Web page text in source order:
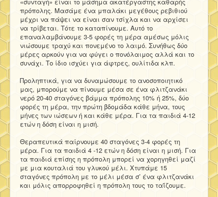
πρόπολης. Μασάμε ένα μπαλάκι μεγέθους ρεβιθιού
μέχρι να πάψει να είναι σαν τσίχλα και να αρχίσει
να τρίβεται. Τότε το καταπίνουμε. Αυτό το
επαναλαμβάνουμε 3-5 φορές τη μέρα αμέσως μόλις
νιώσουμε τραχύ και πονεμένο το λαιμό. Συνήθως δύο
μέρες αρκούν για να φύγει ο πονόλαιμος αλλά και το
συνάχι. Το ίδιο ισχύει για άφτρες, ουλίτιδα κλπ.
Προληπτικά, για να δυναμώσουμε το ανοσοποιητικό
μας, μπορούμε να πίνουμε μέσα σε ένα φλιτζανάκι
νερό 20-40 σταγόνες βάμμα πρόπολης 10% ή 25%, δύο
φορές τη μέρα, την πρώτη βδομάδα κάθε μήνα, τους
μήνες των ιώσεων ή και κάθε μέρα. Για τα παιδιά 4-12
ετών η δόση είναι η μισή.
Θεραπευτικά παίρνουμε 40 σταγόνες 3-4 φορές τη
μέρα. Για τα παιδιά 4 -12 ετών η δόση είναι η μισή. Για
τα παιδιά επίσης η πρόπολη μπορεί να χορηγηθεί μαζί
με μια κουταλιά του γλυκού μέλι. Χτυπάμε 15
σταγόνες πρόπολη με το μέλι μέσα σ’ ένα φλιτζανάκι
και μόλις απορροφηθεί η πρόπολη τους το ταΐζουμε.